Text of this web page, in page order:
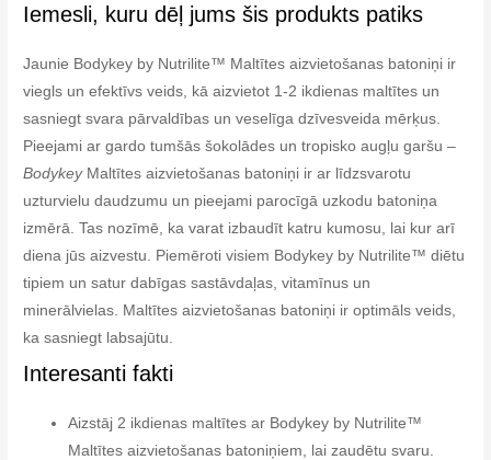
Iemesli, kuru dēļ jums šis produkts patiks
Jaunie Bodykey by Nutrilite™ Maltītes aizvietošanas batoniņi ir
viegls un efektīvs veids, kā aizvietot 1-2 ikdienas maltītes un
sasniegt svara pārvaldības un veselīga dzīvesveida mērķus.
Pieejami ar gardo tumšās šokolādes un tropisko augļu garšu –
BodykeyMaltītes aizvietošanas batoniņi ir ar līdzsvarotu
uzturvielu daudzumu un pieejami parocīgā uzkodu batoniņa
izmērā. Tas nozīmē, ka varat izbaudīt katru kumosu, lai kur arī
diena jūs aizvestu. Piemēroti visiem Bodykey by Nutrilite™ diētu
tipiem un satur dabīgas sastāvdaļas, vitamīnus un
minerālvielas. Maltītes aizvietošanas batoniņi ir optimāls veids,
ka sasniegt labsajūtu.
Interesanti fakti
Aizstāj 2 ikdienas maltītes ar Bodykey by Nutrilite™
Maltītes aizvietošanas batoniņiem, lai zaudētu svaru.